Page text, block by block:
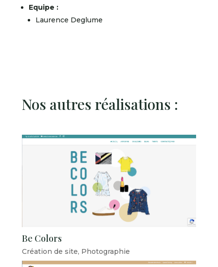
Equipe :
Laurence Deglume
Nos autres réalisations :
Be Colors
Création de site, Photographie